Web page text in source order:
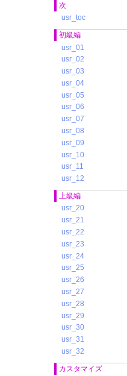
次
usr_toc
初級編
usr_01
usr_02
usr_03
usr_04
usr_05
usr_06
usr_07
usr_08
usr_09
usr_10
usr_11
usr_12
上級編
usr_20
usr_21
usr_22
usr_23
usr_24
usr_25
usr_26
usr_27
usr_28
usr_29
usr_30
usr_31
usr_32
カスタマイズ